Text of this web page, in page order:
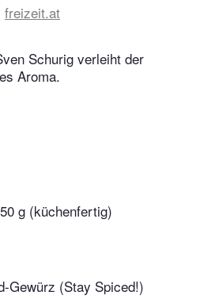
freizeit.at
Schurig verleiht der
Aroma.
g (küchenfertig)
Gewürz (Stay Spiced!)